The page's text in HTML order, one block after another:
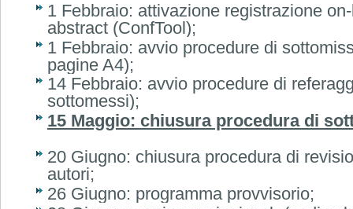
1 Febbraio: attivazione registrazione
abstract (ConfTool);
1 Febbraio: avvio procedure di
pagine A4);
14 Febbraio: avvio procedure di
sottomessi);
15 Maggio: chiusura procedura di
20 Giugno: chiusura procedura di
autori;
26 Giugno: programma provvisorio;